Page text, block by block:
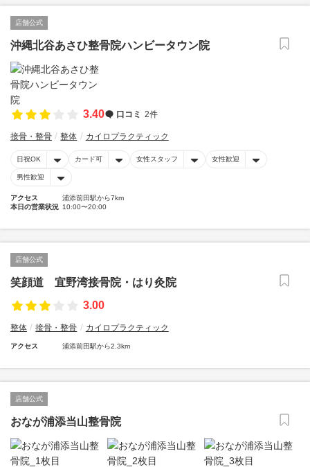
店舗公式
沖縄北谷あさひ整骨院ハンビータウン院
3.40 口コミ 2件
接骨・整骨 整体 カイロプラクティック
日祝OK カード可 女性スタッフ 女性歓迎
男性歓迎
アクセス
浦添前田駅から7km
本日の営業状況 10:00〜20:00
店舗公式
笑顔道 宜野湾接骨院・はり灸院
3.00
整体 接骨・整骨 カイロプラクティック
アクセス 浦添前田駅から2.3km
店舗公式
おなが浦添当山整骨院